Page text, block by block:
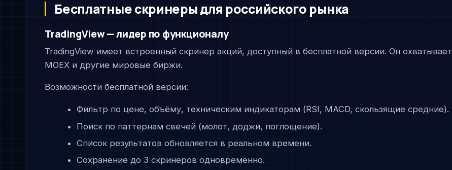
Бесплатные скринеры для российского рынка
TradingView — лидер по функционалу
TradingView имеет встроенный скринер акций, доступный в бесплатной версии. Он охватывает
MOEX и другие мировые биржи.
Возможности бесплатной версии:
Фильтр по цене, объёму, техническим индикаторам (RSI, MACD, скользящие средние).
Поиск по паттернам свечей (молот, доджи, поглощение).
Список результатов обновляется в реальном времени.
Сохранение до 3 скринеров одновременно.